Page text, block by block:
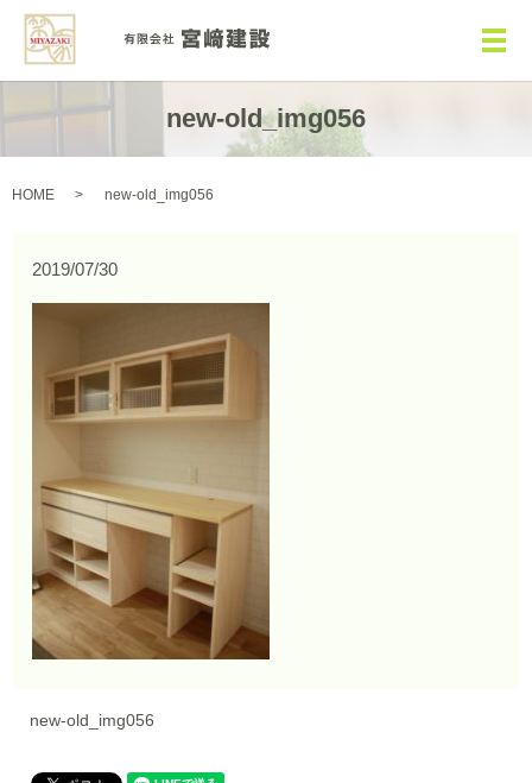
メ
new-old_img056
HOME new-old_img056
2019/07/30
new-old_img056